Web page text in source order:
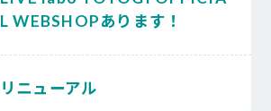
L WEBSHOPあります！
リニューアル